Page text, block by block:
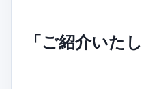
「ご紹介いた